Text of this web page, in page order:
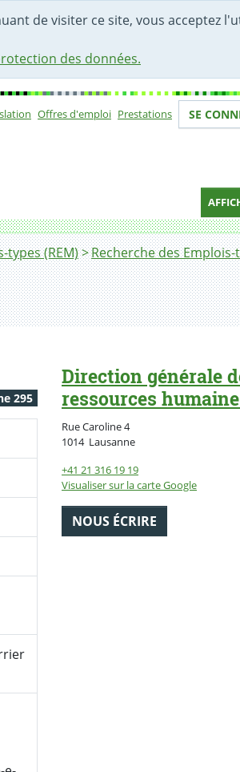
de visiter ce site, vous acceptez
des données.
Offres d'emploi Prestations SE
types (REM) Recherche des Emplois-
295
Direction générale
ressources
Rue Caroline 4
1014 LausanneSuisse
+41 21 316 19 19
Visualiser sur la carte Google
NOUS ÉCRIRE